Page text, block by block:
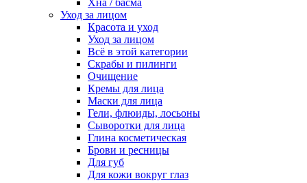
Хна / басма
Уход за лицом
Красота и уход
Уход за лицом
Всё в этой категории
Скрабы и пилинги
Очищение
Кремы для лица
Маски для лица
Гели, флюиды, лосьоны
Сыворотки для лица
Глина косметическая
Брови и ресницы
Для губ
Для кожи вокруг глаз